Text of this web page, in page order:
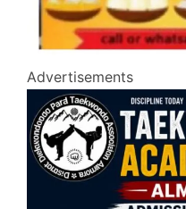
Advertisements